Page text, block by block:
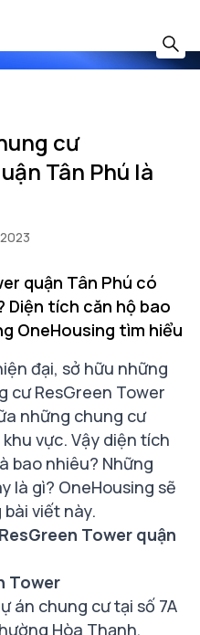
cư
Tân Phú là
quận Tân Phú có
Diện tích căn hộ bao
OneHousing tìm hiểu
đại, sở hữu những
cư ResGreen Tower
những chung cư
vực. Vậy diện tích
bao nhiêu? Những
là gì? OneHousing sẽ
viết này.
Tower quận
Tower
án chung cư tại số 7A
Hòa Thạnh,